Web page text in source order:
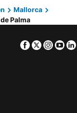
Bay
Mallorca
Resort & SPA by Olivia Hotels Collection
Mallorca
Palma
Facebook
Twitter